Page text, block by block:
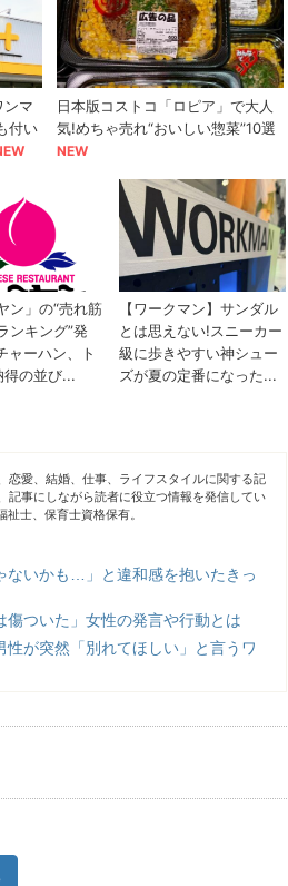
恋愛、結婚、仕事、ライフスタイルに関する記
記事にしながら読者に役立つ情報を発信してい
祉士、保育士資格保有。
ないかも…」と違和感を抱いたきっ
ついた」女性の発言や行動とは
が突然「別れてほしい」と言うワ